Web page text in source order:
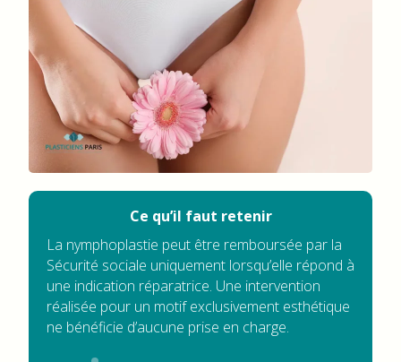
Ce qu’il faut retenir
La nymphoplastie peut être remboursée par la
Sécurité sociale uniquement lorsqu’elle répond à
une indication réparatrice. Une intervention
réalisée pour un motif exclusivement esthétique
ne bénéficie d’aucune prise en charge.